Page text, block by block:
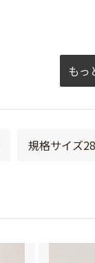
規格サイズ
もっ